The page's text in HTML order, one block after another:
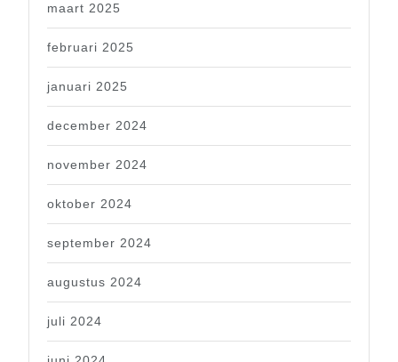
maart 2025
februari 2025
januari 2025
december 2024
november 2024
oktober 2024
september 2024
augustus 2024
juli 2024